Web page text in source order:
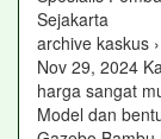
Sejakarta
archive kaskus
Nov 29, 2024
harga sangat
Model dan